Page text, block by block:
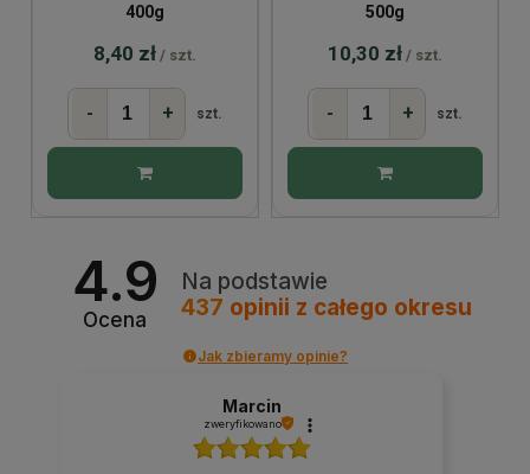
400g
8,40 zł / szt.
- + szt.
500g
10,30 zł / szt.
- + szt.
4.9
Ocena
Na podstawie
437 opinii z całego okresu
Jak zbieramy opinie?
Marcin
zweryfikowano